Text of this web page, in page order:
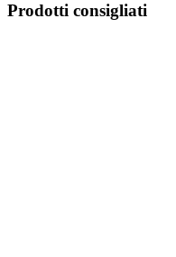
Prodotti consigliati